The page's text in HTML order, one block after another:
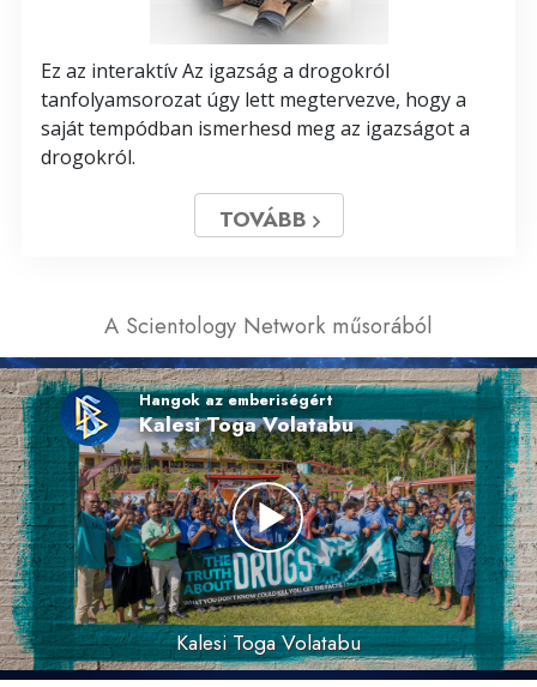
Ez az interaktív Az igazság a drogokról
tanfolyamsorozat úgy lett megtervezve, hogy a
saját tempódban ismerhesd meg az igazságot a
drogokról.
TOVÁBB
A Scientology Network műsorából
Kalesi Toga Volatabu
Hangok az emberiségért
Kalesi Toga Volatabu